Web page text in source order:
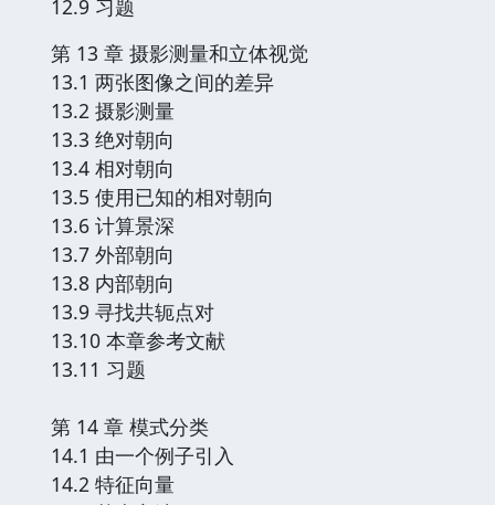
12.9 习题
第 13 章 摄影测量和立体视觉
13.1 两张图像之间的差异
13.2 摄影测量
13.3 绝对朝向
13.4 相对朝向
13.5 使用已知的相对朝向
13.6 计算景深
13.7 外部朝向
13.8 内部朝向
13.9 寻找共轭点对
13.10 本章参考文献
13.11 习题
第 14 章 模式分类
14.1 由一个例子引入
14.2 特征向量